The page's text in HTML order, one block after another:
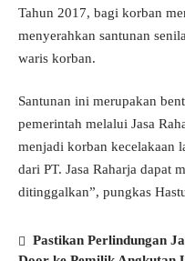
Tahun 2017, bagi korban
menyerahkan santunan
waris korban.
Santunan ini merupakan
pemerintah melalui Jasa
menjadi korban kecelakaan
dari PT. Jasa Raharja dapat
ditinggalkan”, pungkas
Pastikan Perlindungan